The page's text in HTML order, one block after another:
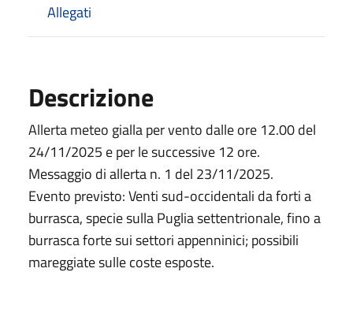
Allegati
Descrizione
Allerta meteo gialla per vento dalle ore 12.00 del
24/11/2025 e per le successive 12 ore.
Messaggio di allerta n. 1 del 23/11/2025.
Evento previsto: Venti sud-occidentali da forti a
burrasca, specie sulla Puglia settentrionale, fino a
burrasca forte sui settori appenninici; possibili
mareggiate sulle coste esposte.